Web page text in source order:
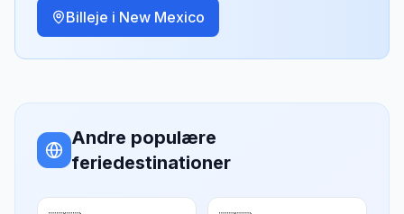
Billeje i New Mexico
Andre populære
feriedestinationer